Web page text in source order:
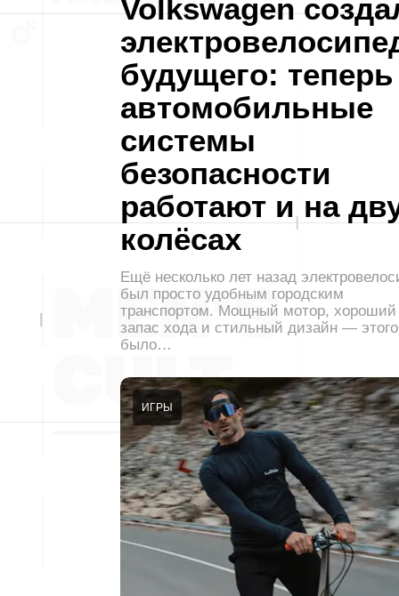
Volkswagen
будущего: теперь
автомобильные
системы
безопасности
работают и на
колёсах
Ещё несколько лет назад
был просто удобным городским
транспортом. Мощный мотор, хороший
запас хода и стильный дизайн — этого
было…
ИГРЫ